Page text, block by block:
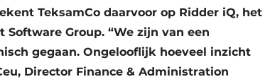
TeksamCo daarvoor op Ridder iQ, het
Group. “We zijn van een
gegaan. Ongelooflijk hoeveel inzicht
Director Finance & Administration